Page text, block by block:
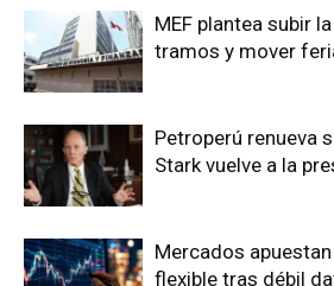
MEF plantea subir
tramos y mover
Petroperú renueva
Stark vuelve a la
Mercados
flexible tras débil